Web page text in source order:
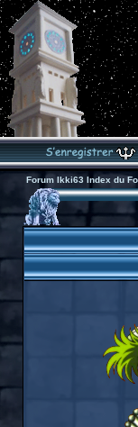
Forum Ikki63 Index du